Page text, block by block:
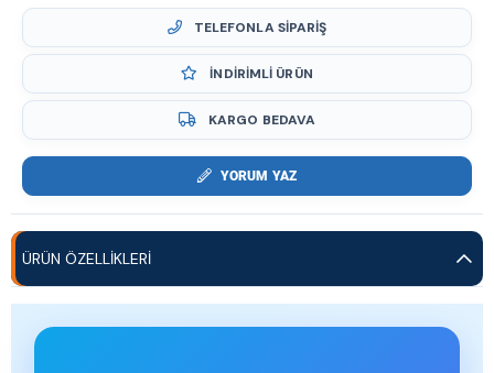
TELEFONLA SIPARIŞ
İNDIRIMLI ÜRÜN
KARGO BEDAVA
YORUM YAZ
ÜRÜN ÖZELLIKLERI